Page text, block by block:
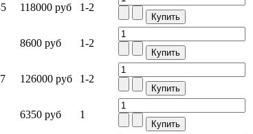
118000 руб 1-2
8600 руб 1-2
126000 руб 1-2
6350 руб 1